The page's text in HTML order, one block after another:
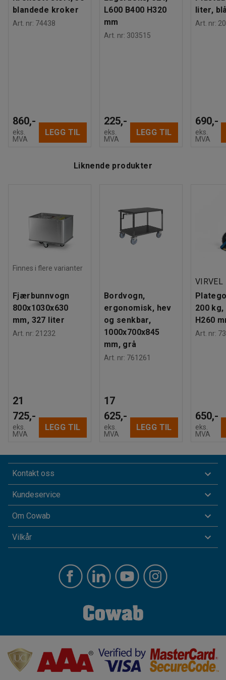
Plastboksvognen har et stabilt håndtak som gir deg et godt
ruller bort. I tillegg er denne rustfrie vognen til plastkasser
utstyrt med støttehjul som sitter rett over svinghjulene.
blandede kroker
Art. nr: 74438
860,-
eks.
MVA
LEGG TIL
L600 B400 H320
mm
Art. nr: 303515
225,-
eks.
MVA
LEGG TIL
liter,
Art. nr:
690,-
eks.
MVA
Liknende produkter
Finnes i flere varianter
Fjærbunnvogn
800x1030x630
mm, 327 liter
Art. nr: 21232
21
725,-
eks.
MVA
LEGG TIL
Bordvogn,
ergonomisk, hev
og senkbar,
1000x700x845
mm, grå
Art. nr: 761261
17
625,-
eks.
MVA
LEGG TIL
VIRVEL
200 kg,
H260
Art. nr:
650,-
eks.
MVA
Kontakt oss
Kundeservice
Om Cowab
Vilkår